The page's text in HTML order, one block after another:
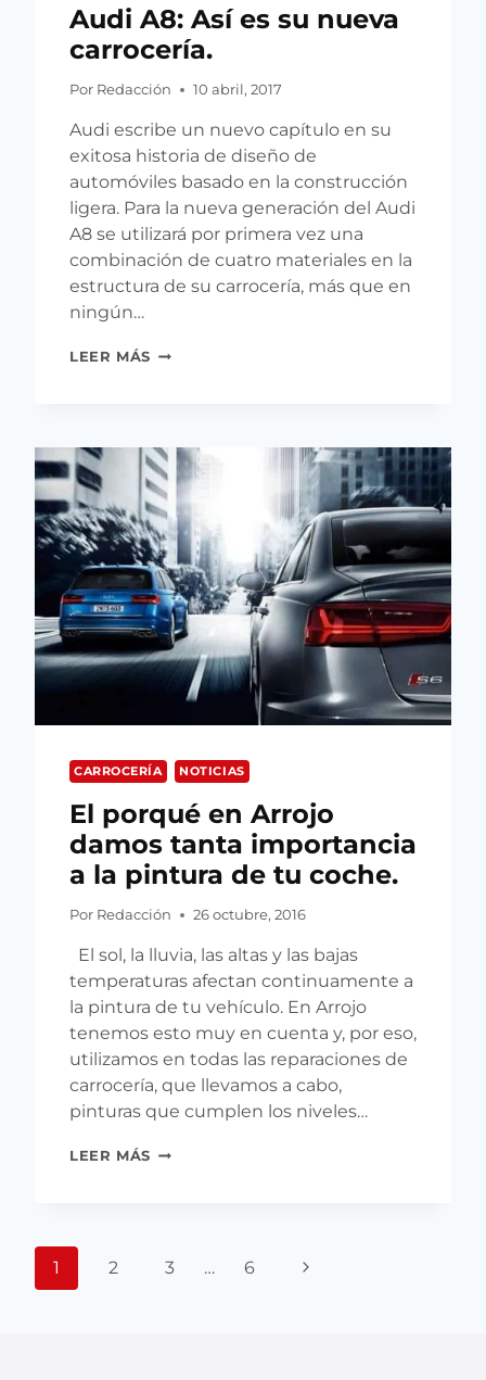
Audi A8: Así es su nueva
carrocería.
Por Redacción 10 abril, 2017
Audi escribe un nuevo capítulo en su
exitosa historia de diseño de
automóviles basado en la construcción
ligera. Para la nueva generación del Audi
A8 se utilizará por primera vez una
combinación de cuatro materiales en la
estructura de su carrocería, más que en
ningún…
LEER MÁS AUDI
NUEVA
CARROCERÍA.
CARROCERÍA NOTICIAS
El porqué en Arrojo
damos tanta importancia
a la pintura de tu coche.
Por Redacción 26 octubre, 2016
El sol, la lluvia, las altas y las bajas
temperaturas afectan continuamente a
la pintura de tu vehículo. En Arrojo
tenemos esto muy en cuenta y, por eso,
utilizamos en todas las reparaciones de
carrocería, que llevamos a cabo,
pinturas que cumplen los niveles…
LEER MÁS EL
IMPORTANCIA
Navegación
de
1 2 3 … 6
Siguiente